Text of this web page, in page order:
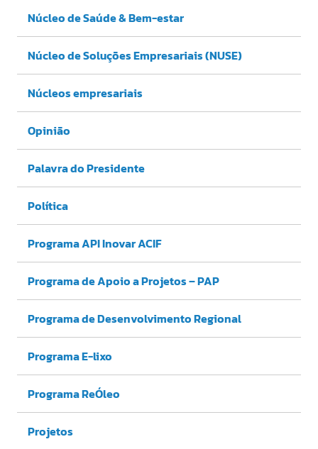
Núcleo de Saúde & Bem-estar
Núcleo de Soluções Empresariais (NUSE)
Núcleos empresariais
Opinião
Palavra do Presidente
Política
Programa API Inovar ACIF
Programa de Apoio a Projetos – PAP
Programa de Desenvolvimento Regional
Programa E-lixo
Programa ReÓleo
Projetos